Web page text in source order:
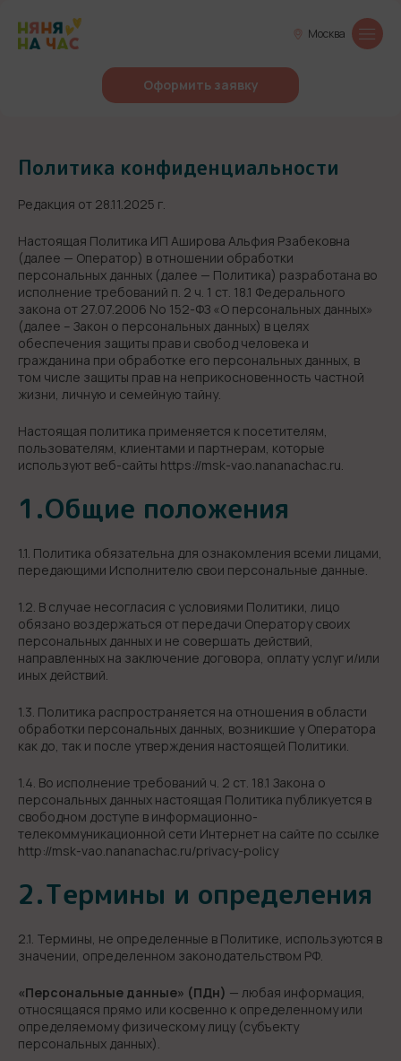
Москва
Оформить заявку
Политика конфиденциальности
Редакция от 28.11.2025 г.
Настоящая Политика ИП Аширова Альфия Рзабековна
(далее — Оператор) в отношении обработки
персональных данных (далее — Политика) разработана во
исполнение требований п. 2 ч. 1 ст. 18.1 Федерального
закона от 27.07.2006 No 152-ФЗ «О персональных данных»
(далее – Закон о персональных данных) в целях
обеспечения защиты прав и свобод человека и
гражданина при обработке его персональных данных, в
том числе защиты прав на неприкосновенность частной
жизни, личную и семейную тайну.
Настоящая политика применяется к посетителям,
пользователям, клиентами и партнерам, которые
используют веб-сайты https://msk-vao.nananachac.ru.
1.Общие положения
1.1. Политика обязательна для ознакомления всеми лицами,
передающими Исполнителю свои персональные данные.
1.2. В случае несогласия с условиями Политики, лицо
обязано воздержаться от передачи Оператору своих
персональных данных и не совершать действий,
направленных на заключение договора, оплату услуг и/или
иных действий.
1.3. Политика распространяется на отношения в области
обработки персональных данных, возникшие у Оператора
как до, так и после утверждения настоящей Политики.
1.4. Во исполнение требований ч. 2 ст. 18.1 Закона о
персональных данных настоящая Политика публикуется в
свободном доступе в информационно-
телекоммуникационной сети Интернет на сайте по ссылке
http://msk-vao.nananachac.ru/privacy-policy
2.Термины и определения
2.1. Термины, не определенные в Политике, используются в
значении, определенном законодательством РФ.
«Персональные данные» (ПДн) — любая информация,
относящаяся прямо или косвенно к определенному или
определяемому физическому лицу (субъекту
персональных данных).